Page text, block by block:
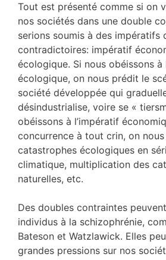
Tout est présenté comme si on
nos sociétés dans une double
serions soumis à des impératifs
contradictoires: impératif
écologique. Si nous obéissons à
écologique, on nous prédit le
société développée qui
désindustrialise, voire se «
obéissons à l’impératif
concurrence à tout crin, on
catastrophes écologiques en
climatique, multiplication des
naturelles, etc.
Des doubles contraintes
individus à la schizophrénie,
Bateson et Watzlawick. Elles
grandes pressions sur nos